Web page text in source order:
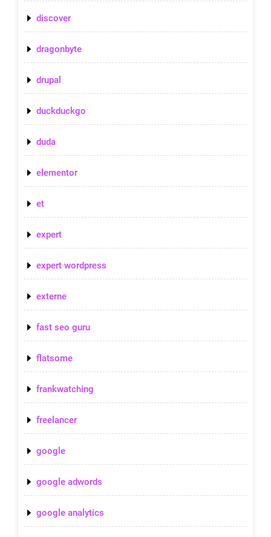
discover
dragonbyte
drupal
duckduckgo
duda
elementor
et
expert
expert wordpress
externe
fast seo guru
flatsome
frankwatching
freelancer
google
google adwords
google analytics